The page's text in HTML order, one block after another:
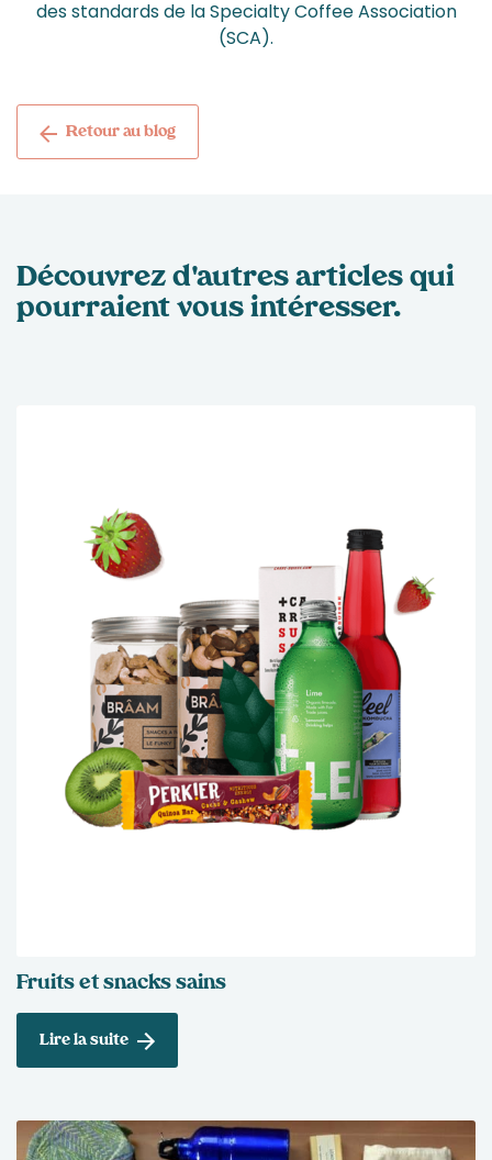
des standards de la Specialty Coffee Association
(SCA).
Retour au blog
Découvrez d'autres articles qui
pourraientvous intéresser.
Fruits et snacks sains
Lire la suite